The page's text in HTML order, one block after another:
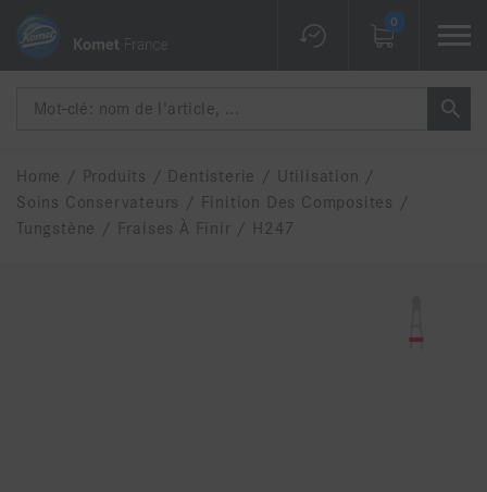
0
Home / Produits / Dentisterie / Utilisation /
Soins Conservateurs
/ Finition Des Composites
/
Tungstène
/ Fraises À Finir / H247